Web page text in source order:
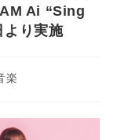
Ai “Sing
り実施
楽